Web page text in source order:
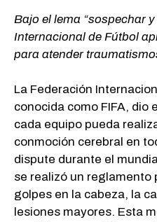
Bajo el lema “sospechar
Internacional de Fútbol
para atender
La Federación
conocida como FIFA, dio
cada equipo pueda
conmoción cerebral en
dispute durante el
se realizó un reglamento
golpes en la cabeza, la
lesiones mayores. Esta